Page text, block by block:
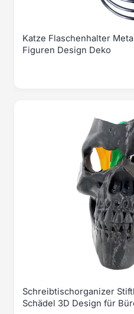
Katze Flaschenhalter
Figuren Design Deko
Schreibtischorganizer
Schädel 3D Design für